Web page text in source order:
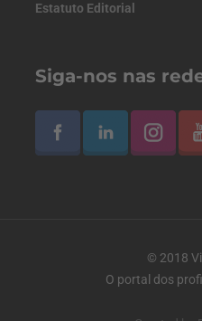
Estatuto Editorial
Siga-nos nas
© 2018
O portal dos